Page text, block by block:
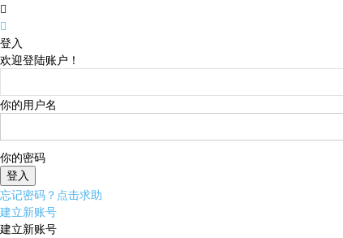
登入
欢迎登陆账户！
你的用户名
你的密码
忘记密码？点击求助
建立新账号
建立新账号